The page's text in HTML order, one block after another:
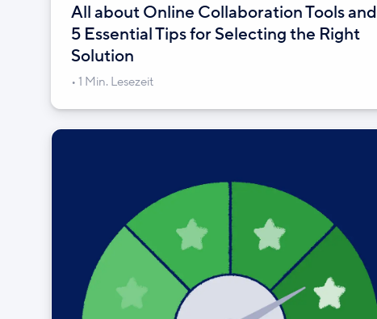
All about Online Collaboration Tools and
5 Essential Tips for Selecting the Right
Solution
1 Min. Lesezeit